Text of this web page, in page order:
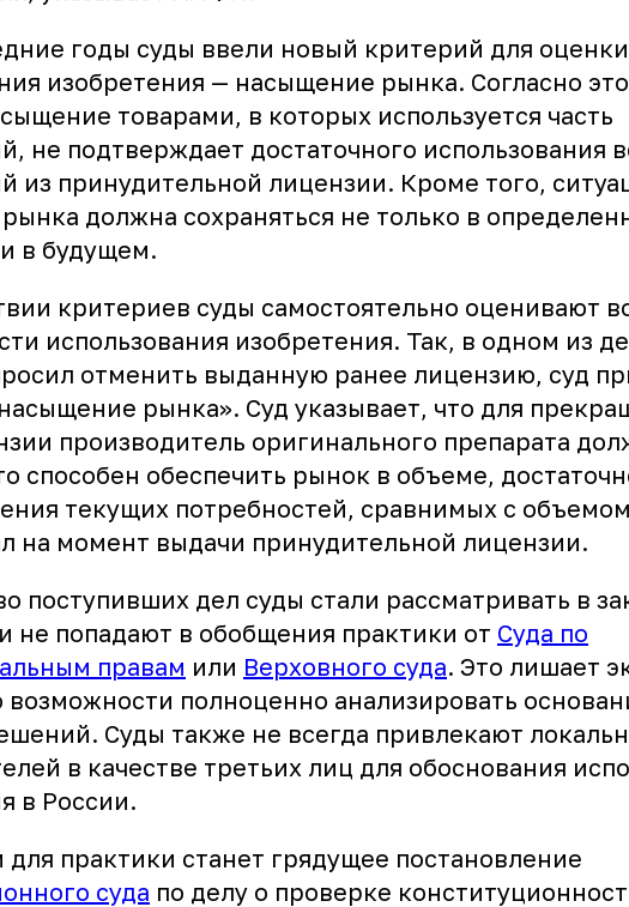
годы суды ввели новый критерий для
изобретения — насыщение рынка. Согласно
товарами, в которых используется часть
не подтверждает достаточного использования
из принудительной лицензии. Кроме того,
должна сохраняться не только в
в будущем.
критериев суды самостоятельно оценивают
использования изобретения. Так, в одном из
отменить выданную ранее лицензию, суд
рынка». Суд указывает, что для
производитель оригинального препарата
способен обеспечить рынок в объеме,
текущих потребностей, сравнимых с
на момент выдачи принудительной лицензии.
поступивших дел суды стали рассматривать в
не попадают в обобщения практики от Суда по
правам или Верховного суда. Это лишает
возможности полноценно анализировать
Суды также не всегда привлекают
в качестве третьих лиц для обоснования
в России.
практики станет грядущее постановление
суда по делу о проверке